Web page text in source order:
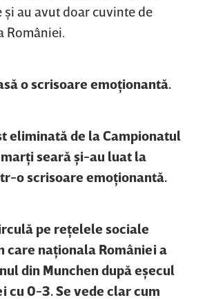
au avut doar cuvinte de
României.
o scrisoare emoţionantă.
eliminată de la Campionatul
seară şi-au luat la
o scrisoare emoţionantă.
pe reţelele sociale
care naţionala României a
din Munchen după eşecul
cu 0-3. Se vede clar cum